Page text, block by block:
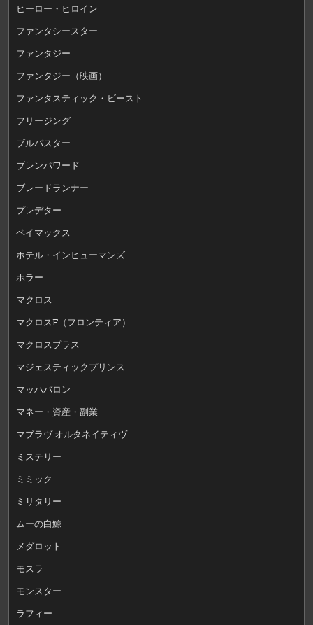
ヒーロー・ヒロイン
ファンタシースター
ファンタジー
ファンタジー（映画）
ファンタスティック・ビースト
フリージング
ブルバスター
ブレンパワード
ブレードランナー
プレデター
ベイマックス
ホテル・インヒューマンズ
ホラー
マクロス
マクロスF（フロンティア）
マクロスプラス
マジェスティックプリンス
マッハバロン
マネー・資産・副業
マブラヴ オルタネイティヴ
ミステリー
ミミック
ミリタリー
ムーの白鯨
メダロット
モスラ
モンスター
ラフィー